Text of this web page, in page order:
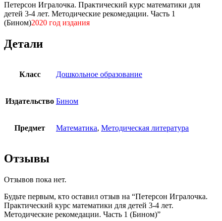
лет.
Методические
рекомедации.
1
(Бином)
Петерсон Игралочка. Практический курс математики для
детей 3-4 лет. Методические рекомедации. Часть 1
(Бином)2020 год издания
Детали
Класс Дошкольное образование
Издательство Бином
Предмет Математика, Методическая литература
Отзывы
Отзывов пока нет.
Будьте первым, кто оставил отзыв на “Петерсон Игралочка.
Практический курс математики для детей 3-4 лет.
Методические рекомедации. Часть 1 (Бином)”